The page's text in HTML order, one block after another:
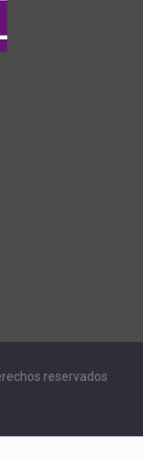
reservados